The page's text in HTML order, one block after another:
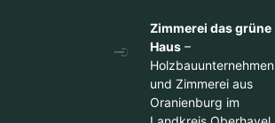
Zimmerei das grüne
Haus –
Holzbauunternehmen
und Zimmerei aus
Oranienburg im